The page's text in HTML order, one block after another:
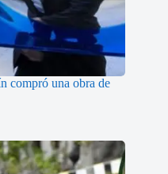
compró una obra de